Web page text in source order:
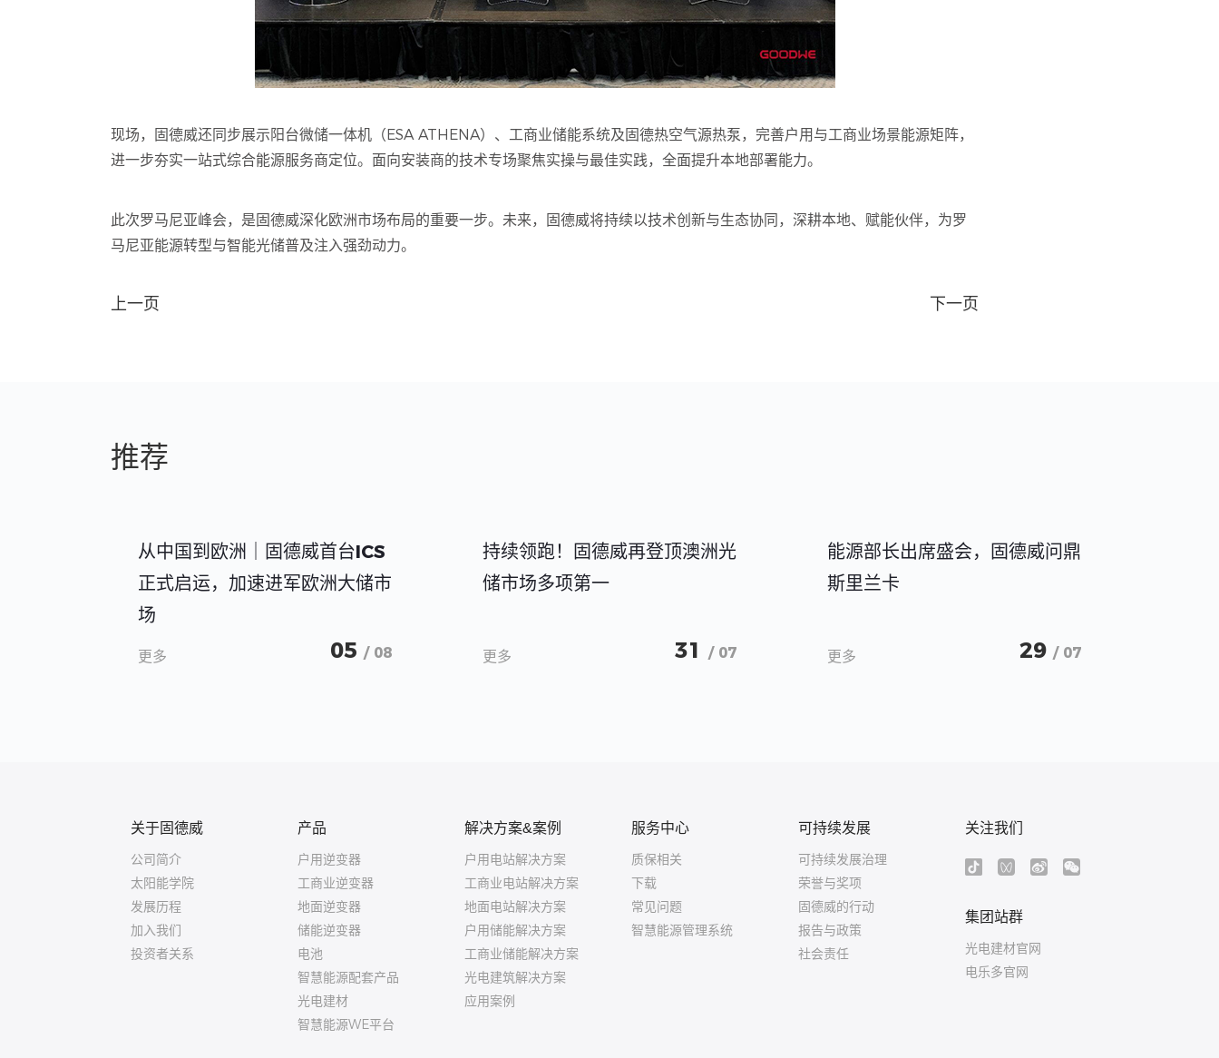
现场，固德威还同步展示阳台微储一体机（ESA ATHENA）、工商业储能系统及固德热空气源热泵，完善户用与工商业场景能源矩阵，
进一步夯实一站式综合能源服务商定位。面向安装商的技术专场聚焦实操与最佳实践，全面提升本地部署能力。
此次罗马尼亚峰会，是固德威深化欧洲市场布局的重要一步。未来，固德威将持续以技术创新与生态协同，深耕本地、赋能伙伴，为罗
马尼亚能源转型与智能光储普及注入强劲动力。
上一页 下一页
推荐
从中国到欧洲｜固德威首台ICS
正式启运，加速进军欧洲大储市
场
更多 05 / 08
持续领跑！固德威再登顶澳洲光
储市场多项第一
更多 31 / 07
能源部长出席盛会，固德威问鼎
斯里兰卡
更多 29 / 07
关于固德威
公司简介
太阳能学院
发展历程
加入我们
投资者关系
产品
户用逆变器
工商业逆变器
地面逆变器
储能逆变器
电池
智慧能源配套产品
光电建材
智慧能源WE平台
解决方案&案例
户用电站解决方案
工商业电站解决方案
地面电站解决方案
户用储能解决方案
工商业储能解决方案
光电建筑解决方案
应用案例
服务中心
质保相关
下载
常见问题
智慧能源管理系统
可持续发展
可持续发展治理
荣誉与奖项
固德威的行动
报告与政策
社会责任
关注我们
集团站群
光电建材官网
电乐多官网